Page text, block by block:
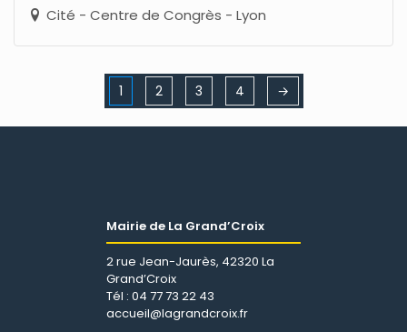
Cité - Centre de Congrès - Lyon
1 2 3 4 →
Mairie de La Grand’Croix
2 rue Jean-Jaurès, 42320 La
Grand’Croix
Tél : 04 77 73 22 43
accueil@lagrandcroix.fr